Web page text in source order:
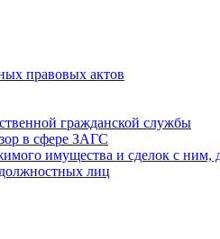
правовых актов
гражданской службы
в сфере ЗАГС
имущества и сделок с ним,
лиц